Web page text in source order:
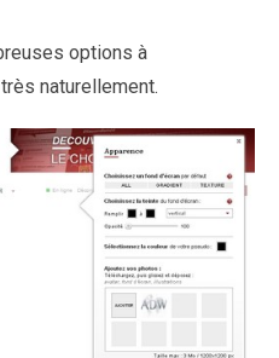
options à
naturellement.